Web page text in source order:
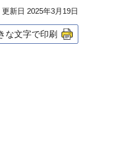
新日 2025年3月19日
な文字で印刷